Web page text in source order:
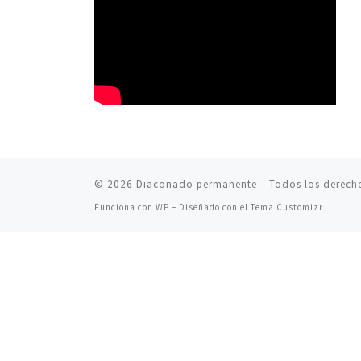
© 2026 Diaconado permanente – Todos los
Funciona con WP – Diseñado con el Tema Customizr